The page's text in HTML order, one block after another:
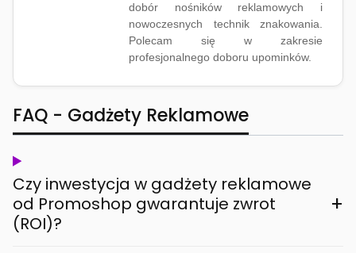
dobór nośników reklamowych i
nowoczesnych technik znakowania.
Polecam się w zakresie
profesjonalnego doboru upominków.
FAQ - Gadżety Reklamowe
Czy inwestycja w gadżety reklamowe
od Promoshop gwarantuje zwrot
(ROI)?
+